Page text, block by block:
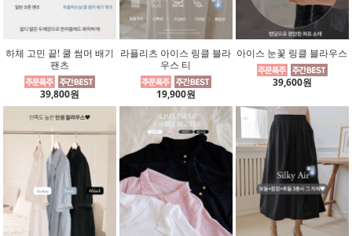
하체 고민 끝! 쿨 썸머 배기
팬츠
39,800원
라플리츠 아이스 링클 블라
우스 티
19,900원
아이스 눈꽃 링클 블라우스
39,600원